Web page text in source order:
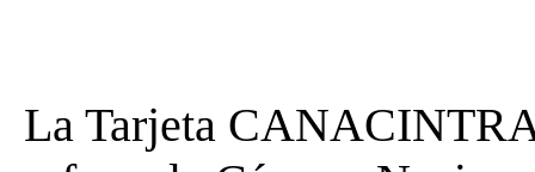
La Tarjeta